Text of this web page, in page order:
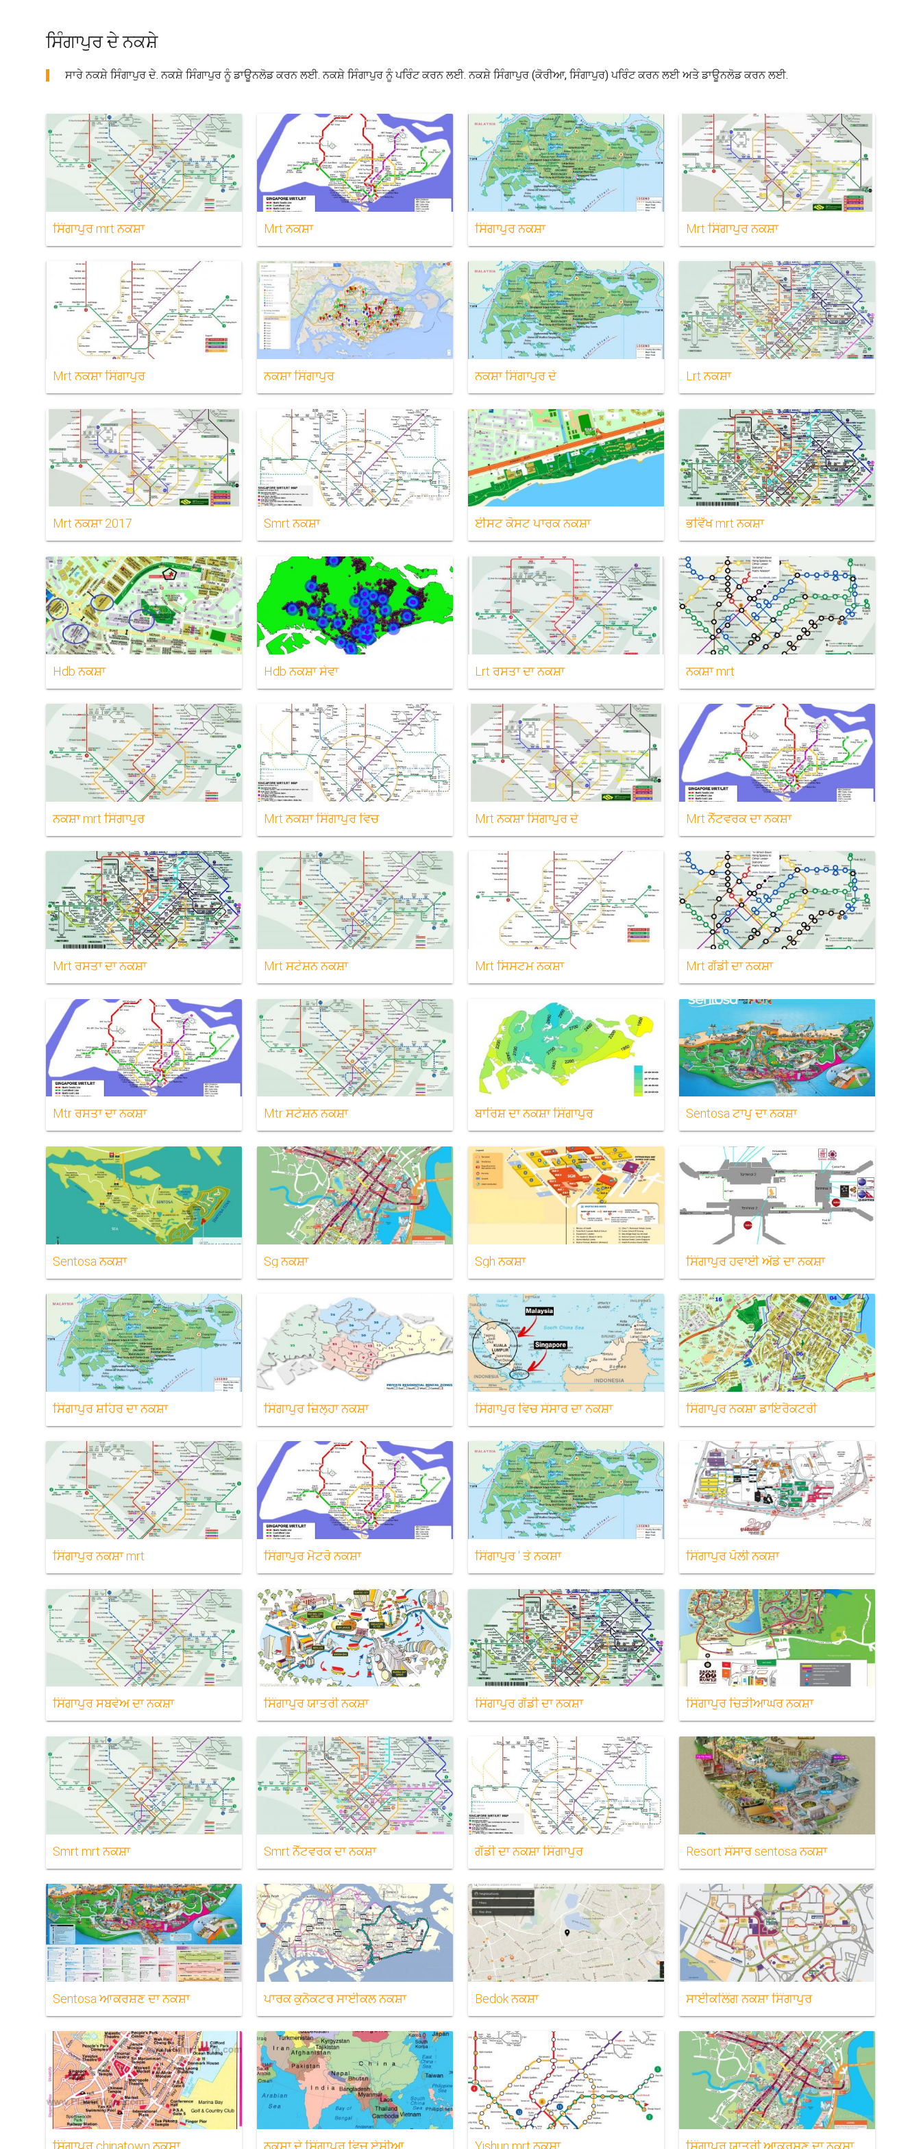
ਸਿੰਗਾਪੁਰ ਦੇ ਨਕਸ਼ੇ
ਸਾਰੇ ਨਕਸ਼ੇ ਸਿੰਗਾਪੁਰ ਦੇ. ਨਕਸ਼ੇ ਸਿੰਗਾਪੁਰ ਨੂੰ ਡਾਊਨਲੋਡ ਕਰਨ ਲਈ. ਨਕਸ਼ੇ ਸਿੰਗਾਪੁਰ ਨੂੰ ਪਰਿੰਟ ਕਰਨ ਲਈ. ਨਕਸ਼ੇ ਸਿੰਗਾਪੁਰ (ਕੋਰੀਆ, ਸਿੰਗਾਪੁਰ) ਪਰਿੰਟ ਕਰਨ ਲਈ ਅਤੇ ਡਾਊਨਲੋਡ ਕਰਨ ਲਈ.
ਸਿੰਗਾਪੁਰ mrt ਨਕਸ਼ਾ Mrt ਨਕਸ਼ਾ ਸਿੰਗਾਪੁਰ ਨਕਸ਼ਾ Mrt ਸਿੰਗਾਪੁਰ ਨਕਸ਼ਾ
Mrt ਨਕਸ਼ਾ ਸਿੰਗਾਪੁਰ ਨਕਸ਼ਾ ਸਿੰਗਾਪੁਰ ਨਕਸ਼ਾ ਸਿੰਗਾਪੁਰ ਦੇ Lrt ਨਕਸ਼ਾ
Mrt ਨਕਸ਼ਾ 2017 Smrt ਨਕਸ਼ਾ ਈਸਟ ਕੋਸਟ ਪਾਰਕ ਨਕਸ਼ਾ ਭਵਿੱਖ mrt ਨਕਸ਼ਾ
Hdb ਨਕਸ਼ਾ Hdb ਨਕਸ਼ਾ ਸੇਵਾ Lrt ਰਸਤਾ ਦਾ ਨਕਸ਼ਾ ਨਕਸ਼ਾ mrt
ਨਕਸ਼ਾ mrt ਸਿੰਗਾਪੁਰ Mrt ਨਕਸ਼ਾ ਸਿੰਗਾਪੁਰ ਵਿਚ Mrt ਨਕਸ਼ਾ ਸਿੰਗਾਪੁਰ ਦੇ Mrt ਨੈੱਟਵਰਕ ਦਾ ਨਕਸ਼ਾ
Mrt ਰਸਤਾ ਦਾ ਨਕਸ਼ਾ Mrt ਸਟੇਸ਼ਨ ਨਕਸ਼ਾ Mrt ਸਿਸਟਮ ਨਕਸ਼ਾ Mrt ਗੱਡੀ ਦਾ ਨਕਸ਼ਾ
Mtr ਰਸਤਾ ਦਾ ਨਕਸ਼ਾ Mtr ਸਟੇਸ਼ਨ ਨਕਸ਼ਾ ਬਾਰਿਸ਼ ਦਾ ਨਕਸ਼ਾ ਸਿੰਗਾਪੁਰ Sentosa ਟਾਪੂ ਦਾ ਨਕਸ਼ਾ
Sentosa ਨਕਸ਼ਾ Sg ਨਕਸ਼ਾ Sgh ਨਕਸ਼ਾ ਸਿੰਗਾਪੁਰ ਹਵਾਈ ਅੱਡੇ ਦਾ ਨਕਸ਼ਾ
ਸਿੰਗਾਪੁਰ ਸ਼ਹਿਰ ਦਾ ਨਕਸ਼ਾ ਸਿੰਗਾਪੁਰ ਜ਼ਿਲ੍ਹਾ ਨਕਸ਼ਾ ਸਿੰਗਾਪੁਰ ਵਿਚ ਸੰਸਾਰ ਦਾ ਨਕਸ਼ਾ ਸਿੰਗਾਪੁਰ ਨਕਸ਼ਾ ਡਾਇਰੈਕਟਰੀ
ਸਿੰਗਾਪੁਰ ਨਕਸ਼ਾ mrt ਸਿੰਗਾਪੁਰ ਮੈਟਰੋ ਨਕਸ਼ਾ ਸਿੰਗਾਪੁਰ ' ਤੇ ਨਕਸ਼ਾ ਸਿੰਗਾਪੁਰ ਪੋਲੀ ਨਕਸ਼ਾ
ਸਿੰਗਾਪੁਰ ਸਬਵੇਅ ਦਾ ਨਕਸ਼ਾ ਸਿੰਗਾਪੁਰ ਯਾਤਰੀ ਨਕਸ਼ਾ ਸਿੰਗਾਪੁਰ ਗੱਡੀ ਦਾ ਨਕਸ਼ਾ ਸਿੰਗਾਪੁਰ ਚਿੜੀਆਘਰ ਨਕਸ਼ਾ
Smrt mrt ਨਕਸ਼ਾ Smrt ਨੈੱਟਵਰਕ ਦਾ ਨਕਸ਼ਾ ਗੱਡੀ ਦਾ ਨਕਸ਼ਾ ਸਿੰਗਾਪੁਰ Resort ਸੰਸਾਰ sentosa ਨਕਸ਼ਾ
Sentosa ਆਕਰਸ਼ਣ ਦਾ ਨਕਸ਼ਾ ਪਾਰਕ ਕੁਨੈਕਟਰ ਸਾਈਕਲ ਨਕਸ਼ਾ Bedok ਨਕਸ਼ਾ ਸਾਈਕਲਿੰਗ ਨਕਸ਼ਾ ਸਿੰਗਾਪੁਰ
ਸਿੰਗਾਪੁਰ chinatown ਨਕਸ਼ਾ ਨਕਸ਼ਾ ਦੇ ਸਿੰਗਾਪੁਰ ਵਿਚ ਏਸ਼ੀਆ Yishun mrt ਨਕਸ਼ਾ ਸਿੰਗਾਪੁਰ ਯਾਤਰੀ ਆਕਰਸ਼ਣ ਦਾ ਨਕਸ਼ਾ